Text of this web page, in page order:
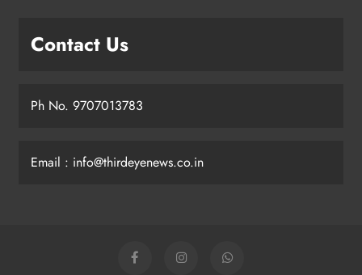
Contact Us
Ph No. 9707013783
Email : info@thirdeyenews.co.in